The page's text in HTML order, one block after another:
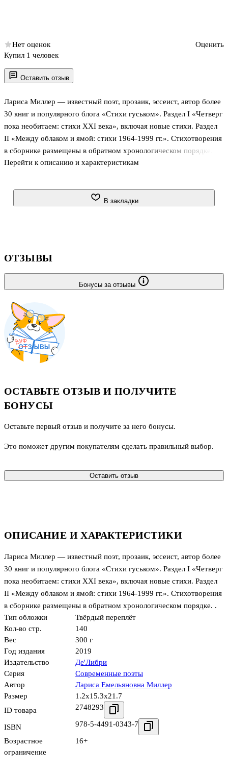
Оставить отзыв
Лариса Миллер — известный поэт, прозаик, эссеист, автор более
30 книг и популярного блога «Стихи гуськом». Раздел I «Четверг
пока необитаем: стихи XXI века», включая новые стихи. Раздел
II «Между облаком и ямой: стихи 1964-1999 гг.». Стихотворения
в сборнике размещены в обратном хронологическом порядке. .
Перейти к описанию и характеристикам
Нет оценок
Оценить
Купил 1 человек
В закладки
ОПИСАНИЕ И ХАРАКТЕРИСТИКИ
Лариса Миллер — известный поэт, прозаик, эссеист, автор более
30 книг и популярного блога «Стихи гуськом». Раздел I «Четверг
пока необитаем: стихи XXI века», включая новые стихи. Раздел
II «Между облаком и ямой: стихи 1964-1999 гг.». Стихотворения
в сборнике размещены в обратном хронологическом порядке. .
Тип обложки
Твёрдый переплёт
Кол-во стр.
140
Вес
300 г
Год издания
2019
Издательство
Де'Либри
Серия
Современные поэты
Автор
Лариса Емельяновна Миллер
Размер
1.2x15.3x21.7
ID товара
2748293
ISBN 978-5-4491-0343-7
Возрастное
ограничение
16+
ОТЗЫВЫ
Бонусы за отзывы
ОСТАВЬТЕ ОТЗЫВ И ПОЛУЧИТЕ
БОНУСЫ
Оставьте первый отзыв и получите за него бонусы.
Это поможет другим покупателям сделать правильный выбор.
Оставить отзыв